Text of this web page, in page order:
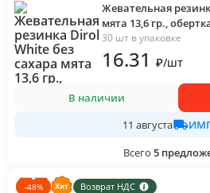
Жевательная
мята 13,6 гр.,
30 шт в упаковке
16.31 ₽/шт
В наличии
11 августа
Всего 5
-48% Возврат НДС